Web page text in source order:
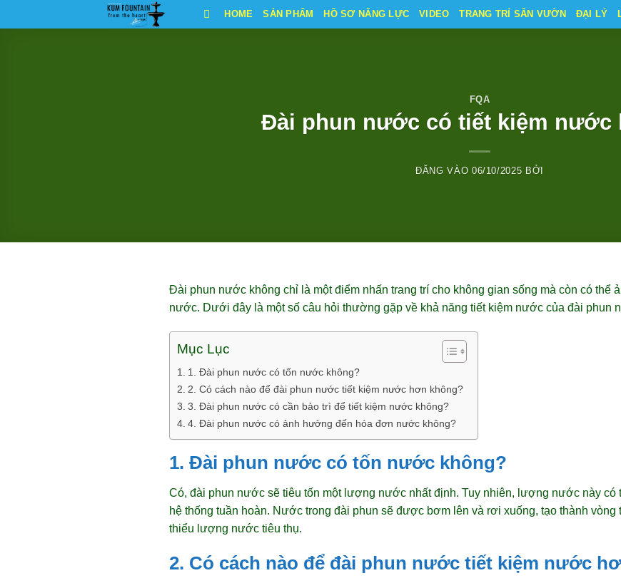
qua
HOME SẢN PHẨM HỒ SƠ NĂNG LỰC VIDEO TRANG TRÍ SÂN VƯỜN ĐẠI LÝ
FQA
Đài phun nước có tiết kiệm nước
ĐĂNG VÀO 06/10/2025 BỞI
Đài phun nước không chỉ là một điểm nhấn trang trí cho không gian sống mà còn có thể
nước. Dưới đây là một số câu hỏi thường gặp về khả năng tiết kiệm nước của đài phun
Mục Lục
1. Đài phun nước có tốn nước không?
2. Có cách nào để đài phun nước tiết kiệm nước hơn không?
3. Đài phun nước có cần bảo trì để tiết kiệm nước không?
4. Đài phun nước có ảnh hưởng đến hóa đơn nước không?
1. Đài phun nước có tốn nước không?
Có, đài phun nước sẽ tiêu tốn một lượng nước nhất định. Tuy nhiên, lượng nước này có
hệ thống tuần hoàn. Nước trong đài phun sẽ được bơm lên và rơi xuống, tạo thành vòng
thiểu lượng nước tiêu thụ.
2. Có cách nào để đài phun nước tiết kiệm nước